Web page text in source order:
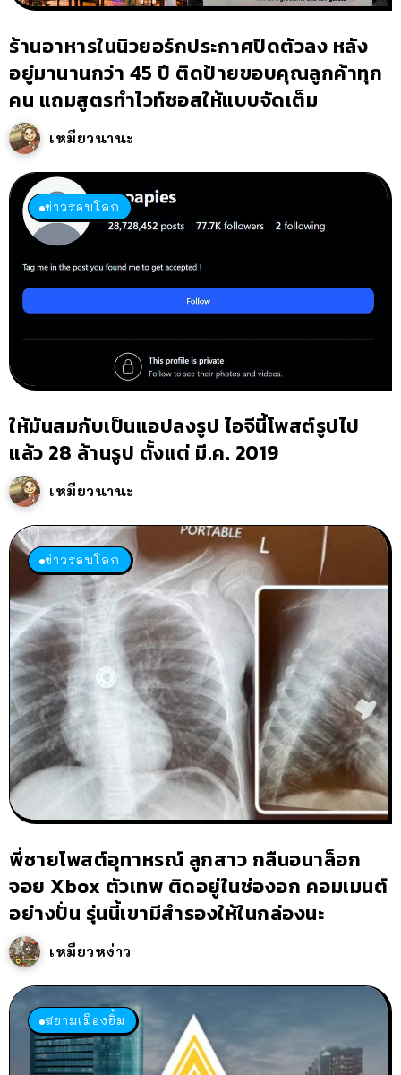
ร้านอาหารในนิวยอร์กประกาศปิดตัวลง หลัง
อยู่มานานกว่า 45 ปี ติดป้ายขอบคุณลูกค้าทุก
คน แถมสูตรทำไวท์ซอสให้แบบจัดเต็ม
เหมียวนานะ
ข่าวรอบโลก
ให้มันสมกับเป็นแอปลงรูป ไอจีนี้โพสต์รูปไป
แล้ว 28 ล้านรูป ตั้งแต่ มี.ค. 2019
เหมียวนานะ
ข่าวรอบโลก
พี่ชายโพสต์อุทาหรณ์ ลูกสาว กลืนอนาล็อก
จอย Xbox ตัวเทพ ติดอยู่ในช่องอก คอมเมนต์
อย่างปั่น รุ่นนี้เขามีสำรองให้ในกล่องนะ
เหมียวหง่าว
สยามเมืองยิ้ม